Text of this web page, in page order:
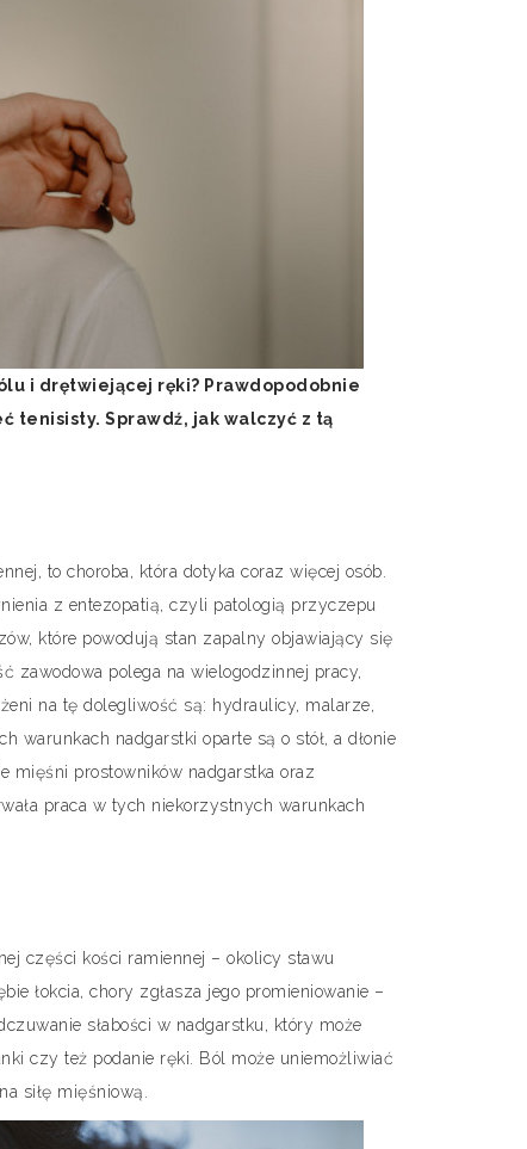
i drętwiejącej ręki? Prawdopodobnie
tenisisty. Sprawdź, jak walczyć z tą
to choroba, która dotyka coraz więcej osób.
z entezopatią, czyli patologią przyczepu
które powodują stan zapalny objawiający się
zawodowa polega na wielogodzinnej pracy,
na tę dolegliwość są: hydraulicy, malarze,
warunkach nadgarstki oparte są o stół, a dłonie
mięśni prostowników nadgarstka oraz
praca w tych niekorzystnych warunkach
części kości ramiennej – okolicy stawu
łokcia, chory zgłasza jego promieniowanie –
słabości w nadgarstku, który może
czy też podanie ręki. Ból może uniemożliwiać
siłę mięśniową.